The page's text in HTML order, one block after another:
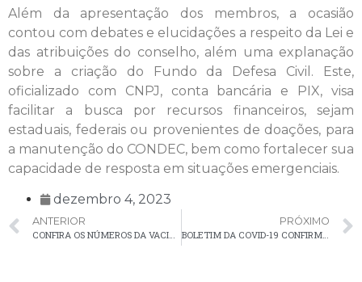
Além da apresentação dos membros, a ocasião
contou com debates e elucidações a respeito da Lei e
das atribuições do conselho, além uma explanação
sobre a criação do Fundo da Defesa Civil. Este,
oficializado com CNPJ, conta bancária e PIX, visa
facilitar a busca por recursos financeiros, sejam
estaduais, federais ou provenientes de doações, para
a manutenção do CONDEC, bem como fortalecer sua
capacidade de resposta em situações emergenciais.
dezembro 4, 2023
ANTERIOR
CONFIRA OS NÚMEROS DA VACINAÇÃO CONTRA A COVID-19 EM PALMEIRA
PRÓXIMO
BOLETIM DA COVID-19 CONFIRMA 31 NOVOS CASOS EM PALMEIRA NA ÚLTIMA SEMANA